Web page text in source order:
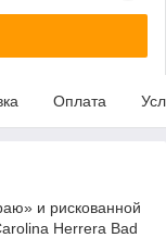
Оплата
и рискованной
Herrera Bad